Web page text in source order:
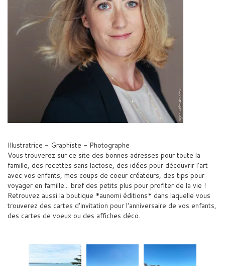
Illustratrice - Graphiste - Photographe
Vous trouverez sur ce site des bonnes adresses pour toute la
famille, des recettes sans lactose, des idées pour découvrir l'art
avec vos enfants, mes coups de coeur créateurs, des tips pour
voyager en famille... bref des petits plus pour profiter de la vie !
Retrouvez aussi la boutique *aunomi éditions* dans laquelle vous
trouverez des cartes d'invitation pour l'anniversaire de vos enfants,
des cartes de voeux ou des affiches déco.